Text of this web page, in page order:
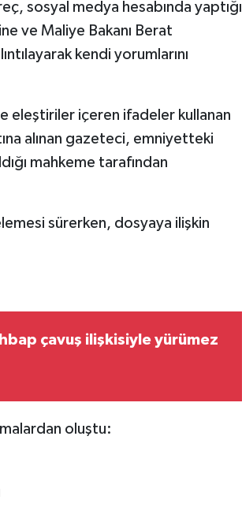
sosyal medya hesabında yaptığı
ve Maliye Bakanı Berat
kendi yorumlarını
eleştiriler içeren ifadeler kullanan
alınan gazeteci, emniyetteki
mahkeme tarafından
sürerken, dosyaya ilişkin
çavuş ilişkisiyle yürümez
oluştu: